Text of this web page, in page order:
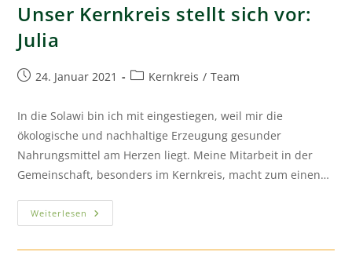
Unser Kernkreis stellt sich vor:
Julia
24. Januar 2021 Kernkreis / Team
In die Solawi bin ich mit eingestiegen, weil mir die
ökologische und nachhaltige Erzeugung gesunder
Nahrungsmittel am Herzen liegt. Meine Mitarbeit in der
Gemeinschaft, besonders im Kernkreis, macht zum einen…
Weiterlesen